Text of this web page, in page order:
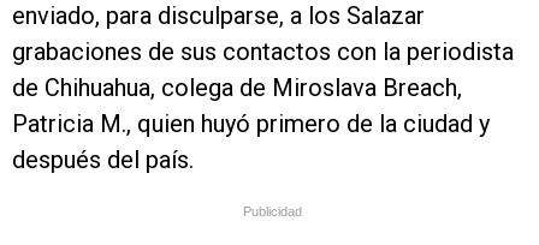
enviado, para disculparse, a los Salazar
grabaciones de sus contactos con la periodista
de Chihuahua, colega de Miroslava Breach,
Patricia M., quien huyó primero de la ciudad y
después del país.
Publicidad